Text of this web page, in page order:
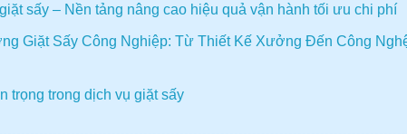
sấy – Nền tảng nâng cao hiệu quả vận hành tối ưu chi phí
Giặt Sấy Công Nghiệp: Từ Thiết Kế Xưởng Đến Công
trọng trong dịch vụ giặt sấy